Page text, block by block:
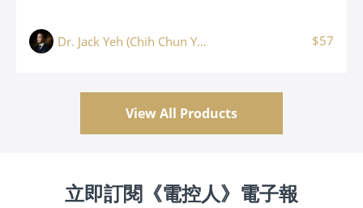
Dr. Jack Yeh (Chih Chun Yeh, 葉志鈞) $57
View All Products
立即訂閱《電控人》電子報